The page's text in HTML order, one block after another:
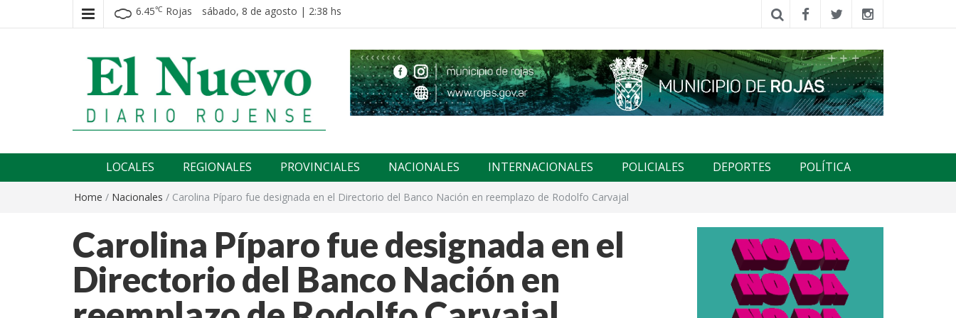
6.45℃ Rojas sábado, 8 de agosto | 2:38 hs
El nuevo rojense
LOCALES REGIONALES PROVINCIALES NACIONALES INTERNACIONALES POLICIALES DEPORTES POLÍTICA
Home / Nacionales / Carolina Píparo fue designada en el Directorio del Banco Nación en reemplazo de Rodolfo Carvajal
Carolina Píparo fue designada en el
Directorio del Banco Nación en